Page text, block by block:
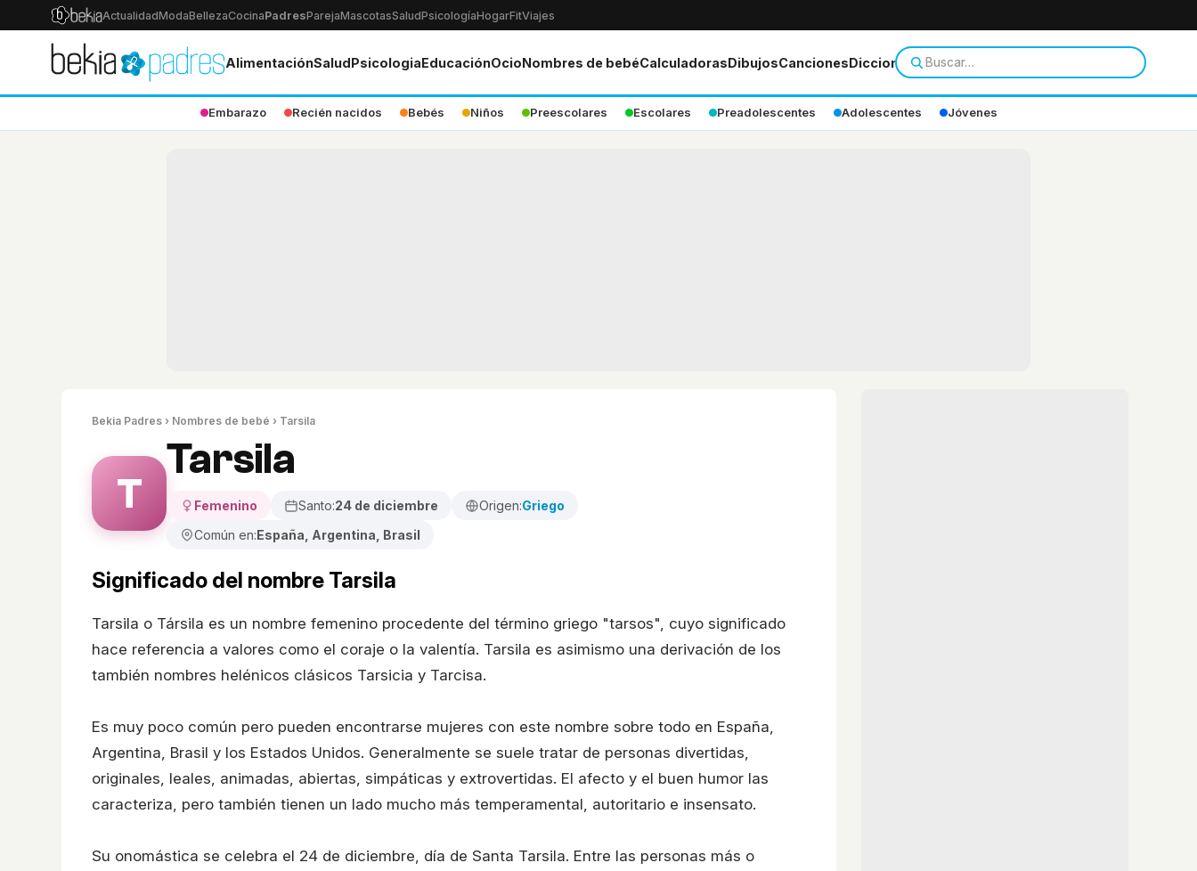
ActualidadModaBellezaCocinaPadresParejaMascotasSaludPsicologíaHogarFitViajes
AlimentaciónSaludPsicologiaEducaciónOcioNombres de bebéCalculadorasDibujosCancionesDiccionario
Embarazo Recién nacidos Bebés Niños Preescolares Escolares Preadolescentes Adolescentes Jóvenes
Bekia Padres › Nombres de bebé › Tarsila
T
Tarsila
Femenino Santo:24 de diciembre Origen:Griego
Común en:España, Argentina, Brasil
Significado del nombre Tarsila
Tarsila o Társila es un nombre femenino procedente del término griego "tarsos", cuyo significado
hace referencia a valores como el coraje o la valentía. Tarsila es asimismo una derivación de los
también nombres helénicos clásicos Tarsicia y Tarcisa.
Es muy poco común pero pueden encontrarse mujeres con este nombre sobre todo en España,
Argentina, Brasil y los Estados Unidos. Generalmente se suele tratar de personas divertidas,
originales, leales, animadas, abiertas, simpáticas y extrovertidas. El afecto y el buen humor las
caracteriza, pero también tienen un lado mucho más temperamental, autoritario e insensato.
Su onomástica se celebra el 24 de diciembre, día de Santa Tarsila. Entre las personas más o